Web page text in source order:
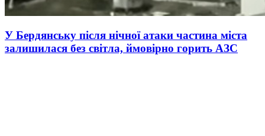
У Бердянську після нічної атаки частина міста
залишилася без світла, ймовірно горить АЗС